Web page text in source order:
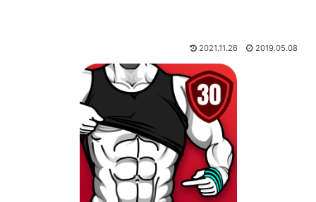
2021.11.26 2019.05.08